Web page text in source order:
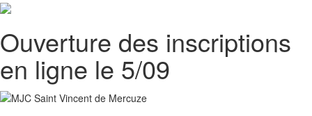
Ouverture des inscriptions
en ligne le 5/09